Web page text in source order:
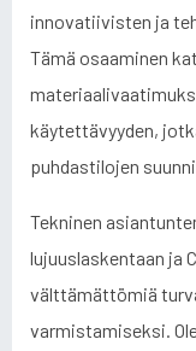
innovatiivisten ja
Tämä osaaminen
käytettävyyden,
puhdastilojen
Tekninen
lujuuslaskentaan ja
välttämättömiä
varmistamiseksi.